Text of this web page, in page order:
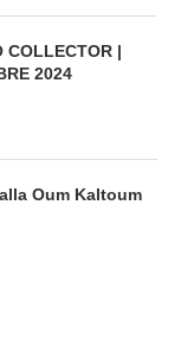
COLLECTOR |
2024
Oum Kaltoum